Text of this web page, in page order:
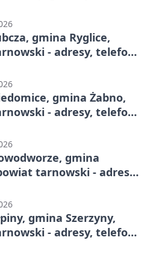
gmina Ryglice,
- adresy, telefony,
gmina Żabno,
- adresy, telefony,
gmina
tarnowski - adresy,
gmina Szerzyny,
- adresy, telefony,